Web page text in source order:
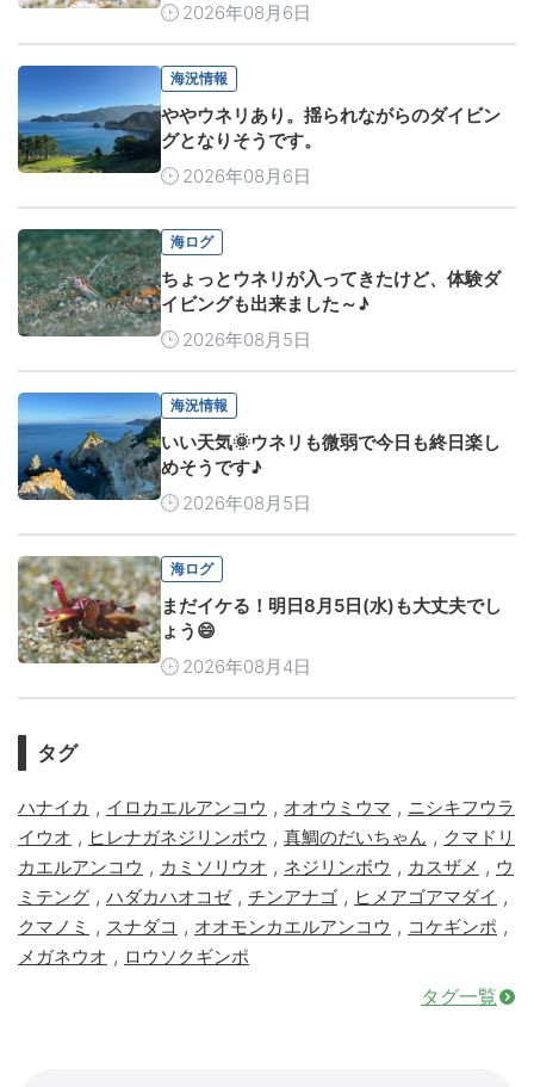
2026年08月6日
海況情報
ややウネリあり。揺られながらのダイビン
グとなりそうです。
2026年08月6日
海ログ
ちょっとウネリが入ってきたけど、体験ダ
イビングも出来ました～♪
2026年08月5日
海況情報
いい天気🌞ウネリも微弱で今日も終日楽し
めそうです♪
2026年08月5日
海ログ
まだイケる！明日8月5日(水)も大丈夫でし
ょう😄
2026年08月4日
タグ
ハナイカ , イロカエルアンコウ , オオウミウマ , ニシキフウラ
イウオ , ヒレナガネジリンボウ , 真鯛のだいちゃん , クマドリ
カエルアンコウ , カミソリウオ , ネジリンボウ , カスザメ , ウ
ミテング , ハダカハオコゼ, チンアナゴ , ヒメアゴアマダイ ,
クマノミ , スナダコ , オオモンカエルアンコウ , コケギンポ ,
メガネウオ , ロウソクギンポ
タグ一覧